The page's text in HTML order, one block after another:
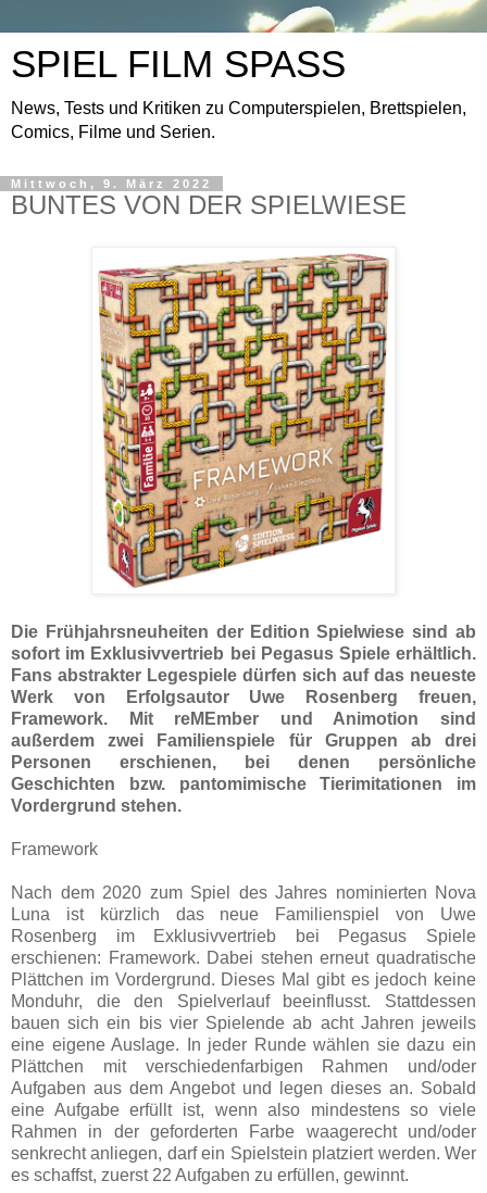
SPIEL FILM SPASS
News, Tests und Kritiken zu Computerspielen, Brettspielen,
Comics, Filme und Serien.
Mittwoch, 9. März 2022
BUNTES VON DER SPIELWIESE
Die Frühjahrsneuheiten der Edition Spielwiese sind ab
sofort im Exklusivvertrieb bei Pegasus Spiele erhältlich.
Fans abstrakter Legespiele dürfen sich auf das neueste
Werk von Erfolgsautor Uwe Rosenberg freuen,
Framework. Mit reMEmber und Animotion sind
außerdem zwei Familienspiele für Gruppen ab drei
Personen erschienen, bei denen persönliche
Geschichten bzw. pantomimische Tierimitationen im
Vordergrund stehen.
Framework
Nach dem 2020 zum Spiel des Jahres nominierten Nova
Luna ist kürzlich das neue Familienspiel von Uwe
Rosenberg im Exklusivvertrieb bei Pegasus Spiele
erschienen: Framework. Dabei stehen erneut quadratische
Plättchen im Vordergrund. Dieses Mal gibt es jedoch keine
Monduhr, die den Spielverlauf beeinflusst. Stattdessen
bauen sich ein bis vier Spielende ab acht Jahren jeweils
eine eigene Auslage. In jeder Runde wählen sie dazu ein
Plättchen mit verschiedenfarbigen Rahmen und/oder
Aufgaben aus dem Angebot und legen dieses an. Sobald
eine Aufgabe erfüllt ist, wenn also mindestens so viele
Rahmen in der geforderten Farbe waagerecht und/oder
senkrecht anliegen, darf ein Spielstein platziert werden. Wer
es schaffst, zuerst 22 Aufgaben zu erfüllen, gewinnt.